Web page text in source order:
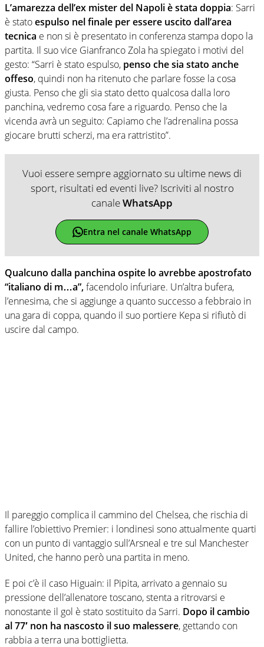
L’amarezza dell’ex mister del Napoli è stata doppia: Sarri
è statoespulso nel finale per essere uscito dall’area
tecnica e non si è presentato in conferenza stampa dopo la
partita. Il suo vice Gianfranco Zola ha spiegato i motivi del
gesto: “Sarri è stato espulso, penso che sia stato anche
offeso, quindi non ha ritenuto che parlare fosse la cosa
giusta. Penso che gli sia stato detto qualcosa dalla loro
panchina, vedremo cosa fare a riguardo. Penso che la
vicenda avrà un seguito: Capiamo che l’adrenalina possa
giocare brutti scherzi, ma era rattristito”.
Vuoi essere sempre aggiornato su ultime news di
sport, risultati ed eventi live? Iscriviti al nostro
canaleWhatsApp
Entra nel canale WhatsApp
Qualcuno dalla panchina ospite lo avrebbe apostrofato
“italiano di m…a”,facendolo infuriare. Un’altra bufera,
l’ennesima, che si aggiunge a quanto successo a febbraio in
una gara di coppa, quando il suo portiere Kepa si rifiutò di
uscire dal campo.
Il pareggio complica il cammino del Chelsea, che rischia di
fallire l’obiettivo Premier: i londinesi sono attualmente quarti
con un punto di vantaggio sull’Arsneal e tre sul Manchester
United, che hanno però una partita in meno.
E poi c’è il caso Higuain: il Pipita, arrivato a gennaio su
pressione dell’allenatore toscano, stenta a ritrovarsi e
nonostante il gol è stato sostituito da Sarri. Dopo il cambio
al 77′ non ha nascosto il suo malessere, gettando con
rabbia a terra una bottiglietta.